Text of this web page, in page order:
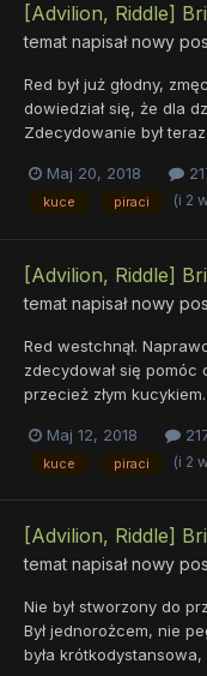
[Advilion, Riddle]
temat napisał nowy
Red był już głodny,
dowiedział się, że dla
Zdecydowanie był
Maj 20, 2018
kuce piraci (i 2
[Advilion, Riddle]
temat napisał nowy
Red westchnął.
zdecydował się pomóc
przecież złym
Maj 12, 2018
kuce piraci (i 2
[Advilion, Riddle]
temat napisał nowy
Nie był stworzony do
Był jednorożcem, nie
była